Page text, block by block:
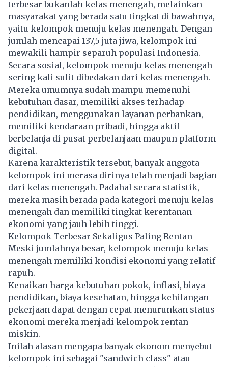
terbesar bukanlah kelas menengah, melainkan
masyarakat yang berada satu tingkat di bawahnya,
yaitu kelompok menuju kelas menengah. Dengan
jumlah mencapai 137,5 juta jiwa, kelompok ini
mewakili hampir separuh populasi Indonesia.
Secara sosial, kelompok menuju kelas menengah
sering kali sulit dibedakan dari kelas menengah.
Mereka umumnya sudah mampu memenuhi
kebutuhan dasar, memiliki akses terhadap
pendidikan, menggunakan layanan perbankan,
memiliki kendaraan pribadi, hingga aktif
berbelanja di pusat perbelanjaan maupun platform
digital.
Karena karakteristik tersebut, banyak anggota
kelompok ini merasa dirinya telah menjadi bagian
dari kelas menengah. Padahal secara statistik,
mereka masih berada pada kategori menuju kelas
menengah dan memiliki tingkat kerentanan
ekonomi yang jauh lebih tinggi.
Kelompok Terbesar Sekaligus Paling Rentan
Meski jumlahnya besar, kelompok menuju kelas
menengah memiliki kondisi ekonomi yang relatif
rapuh.
Kenaikan harga kebutuhan pokok, inflasi, biaya
pendidikan, biaya kesehatan, hingga kehilangan
pekerjaan dapat dengan cepat menurunkan status
ekonomi mereka menjadi kelompok rentan
miskin.
Inilah alasan mengapa banyak ekonom menyebut
kelompok ini sebagai "sandwich class" atau